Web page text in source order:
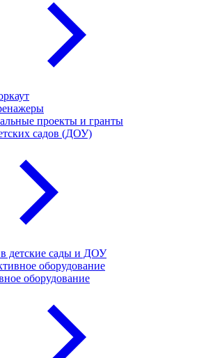
проекты и гранты
садов (ДОУ)
детские сады и ДОУ
оборудование
оборудование